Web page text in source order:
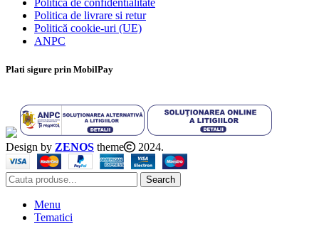
Politica de confidentialitate
Politica de livrare si retur
Politică cookie-uri (UE)
ANPC
Plati sigure prin MobilPay
Design by ZENOS theme 2024.
Search
Menu
Tematici